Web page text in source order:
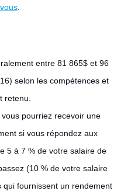
.
entre 81 865$ et 96
selon les compétences et
retenu.
pourriez recevoir une
si vous répondez aux
5 à 7 % de votre salaire de
(10 % de votre salaire
fournissent un rendement